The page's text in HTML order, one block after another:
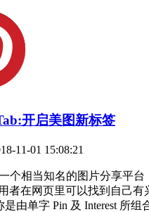
开启美图新标签
11-01 15:08:21
一个相当知名的图片分享平
者在网页里可以找到自己有
是由单字 Pin 及 Interest 所